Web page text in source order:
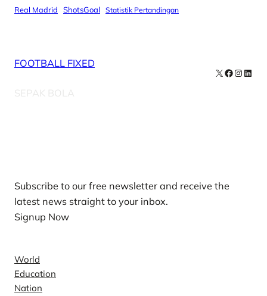
Real Madrid ShotsGoal Statistik Pertandingan
FOOTBALL FIXED
SEPAK BOLA
X Facebook
Subscribe to our free newsletter and receive the
latest news straight to your inbox.
Signup Now
World
Education
Nation